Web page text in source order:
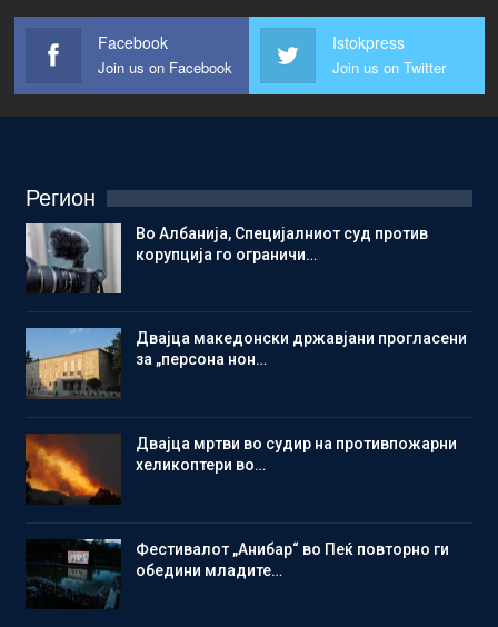
Facebook
Join us on Facebook
Istokpress
Join us on Twitter
Регион
Во Албанија, Специјалниот суд против
корупција го ограничи…
Двајца македонски државјани прогласени
за „персона нон…
Двајца мртви во судир на противпожарни
хеликоптери во…
Фестивалот „Анибар“ во Пеќ повторно ги
обедини младите…